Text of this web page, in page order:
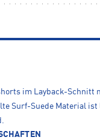
im Layback-Schnitt
Surf-Suede Material ist